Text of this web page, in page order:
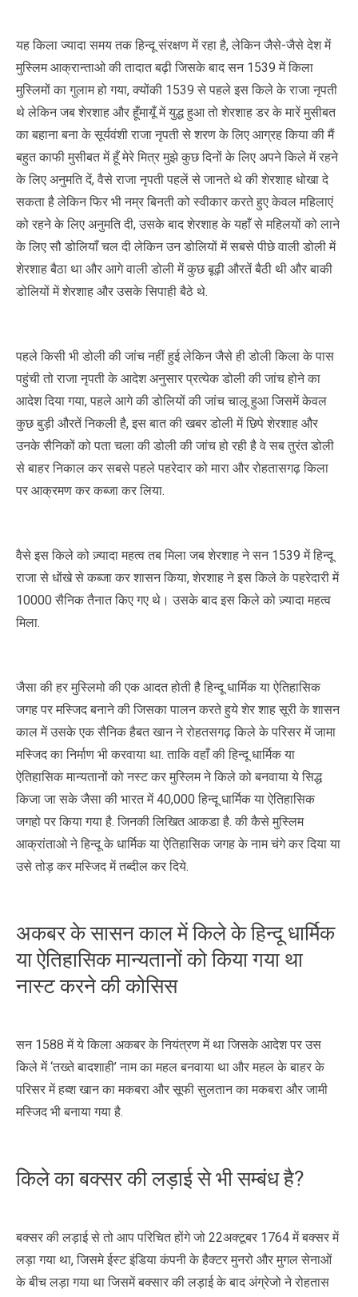
यह किला ज्यादा समय तक हिन्दू संरक्षण में रहा है, लेकिन जैसे-जैसे देश में
मुस्लिम आक्रान्ताओ की तादात बढ़ी जिसके बाद सन 1539 में किला
मुस्लिमों का गुलाम हो गया, क्योंकी 1539 से पहले इस किले के राजा नृपती
थे लेकिन जब शेरशाह और हूँमायूँ में युद्ध हुआ तो शेरशाह डर के मारें मुसीबत
का बहाना बना के सूर्यवंशी राजा नृपती से शरण के लिए आग्रह किया की मैं
बहुत काफी मुसीबत में हूँ मेरे मित्र मुझे कुछ दिनों के लिए अपने किले में रहने
के लिए अनुमति दें, वैसे राजा नृपती पहलें से जानते थे की शेरशाह धोखा दे
सकता है लेकिन फिर भी नम्र बिनती को स्वीकार करते हुए केवल महिलाएं
को रहने के लिए अनुमति दी, उसके बाद शेरशाह के यहाँ से महिलयों को लाने
के लिए सौ डोलियाँ चल दी लेकिन उन डोलियों में सबसे पीछे वाली डोली में
शेरशाह बैठा था और आगे वाली डोली में कुछ बूढ़ी औरतें बैठी थी और बाकी
डोलियों में शेरशाह और उसके सिपाही बैठे थे.
पहले किसी भी डोली की जांच नहीं हुई लेकिन जैसे ही डोली किला के पास
पहुंची तो राजा नृपती के आदेश अनुसार प्रत्येक डोली की जांच होने का
आदेश दिया गया, पहले आगे की डोलियों की जांच चालू हुआ जिसमें केवल
कुछ बुड़ी औरतें निकली है, इस बात की खबर डोली में छिपे शेरशाह और
उनके सैनिकों को पता चला की डोली की जांच हो रही है वे सब तुरंत डोली
से बाहर निकाल कर सबसे पहले पहरेदार को मारा और रोहतासगढ़ किला
पर आक्रमण कर कब्जा कर लिया.
वैसे इस किले को ज़्यादा महत्व तब मिला जब शेरशाह ने सन 1539 में हिन्दू
राजा से धोंखे से कब्जा कर शासन किया, शेरशाह ने इस किले के पहरेदारी में
10000 सैनिक तैनात किए गए थे। उसके बाद इस किले को ज़्यादा महत्व
मिला.
जैसा की हर मुस्लिमो की एक आदत होती है हिन्दू धार्मिक या ऐतिहासिक
जगह पर मस्जिद बनाने की जिसका पालन करते हुये शेर शाह सूरी के शासन
काल में उसके एक सैनिक हैबत खान ने रोहतसगढ़ किले के परिसर में जामा
मस्जिद का निर्माण भी करवाया था. ताकि वहाँ की हिन्दू धार्मिक या
ऐतिहासिक मान्यतानों को नस्ट कर मुस्लिम ने किले को बनवाया ये सिद्ध
किजा जा सके जैसा की भारत में 40,000 हिन्दू धार्मिक या ऐतिहासिक
जगहो पर किया गया है. जिनकी लिखित आकडा है. की कैसे मुस्लिम
आक्रांताओ ने हिन्दू के धार्मिक या ऐतिहासिक जगह के नाम चंगे कर दिया या
उसे तोड़ कर मस्जिद में तब्दील कर दिये.
अकबर के सासन काल में किले के हिन्दू धार्मिक
या ऐतिहासिक मान्यतानों को किया गया था
नास्ट करने की कोसिस
सन 1588 में ये किला अकबर के नियंत्रण में था जिसके आदेश पर उस
किले में ‘तख्ते बादशाही’ नाम का महल बनवाया था और महल के बाहर के
परिसर में हब्श खान का मकबरा और सूफी सुलतान का मकबरा और जामी
मस्जिद भी बनाया गया है.
किले का बक्सर की लड़ाई से भी सम्बंध है?
बक्सर की लड़ाई से तो आप परिचित होंगे जो 22अक्टूबर 1764 में बक्सर में
लड़ा गया था, जिसमे ईस्ट इंडिया कंपनी के हैक्टर मुनरो और मुगल सेनाओं
के बीच लड़ा गया था जिसमें बक्सार की लड़ाई के बाद अंग्रेजो ने रोहतास